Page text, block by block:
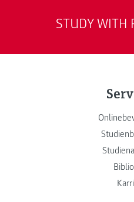
STUDY WITH